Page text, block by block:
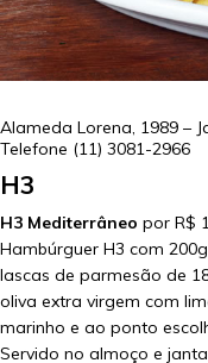
Alameda Lorena, 1989 –
Telefone (11) 3081-2966
H3
H3 Mediterrâneo por R$
Hambúrguer H3 com
lascas de parmesão de
oliva extra virgem com
marinho e ao ponto
Servido no almoço e